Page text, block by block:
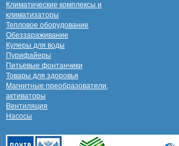
Климатические комплексы и
климатизаторы
Тепловое оборудование
Обеззараживание
Кулеры для воды
Пурифайеры
Питьевые фонтанчики
Товары для здоровья
Магнитные преобразователи,
активаторы
Вентиляция
Насосы